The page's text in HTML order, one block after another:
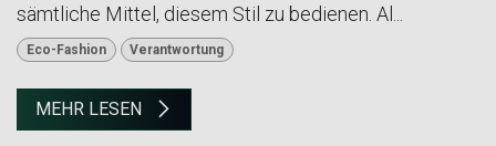
sämtliche Mittel, diesem Stil zu bedienen. Al...
Eco-Fashion Verantwortung
MEHR LESEN